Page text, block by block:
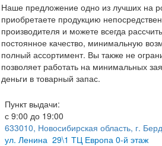
Наше предложение одно из лучших на
приобретаете продукцию
производителя и можете всегда
постоянное качество, минимальную
полный ассортимент. Вы также не
позволяет работать на минимальных
деньги в товарный запас.
Пункт выдачи:
с 9:00 до 19:00
633010, Новосибирская область, г.
ул. Ленина 29\1 ТЦ Европа 0-й этаж